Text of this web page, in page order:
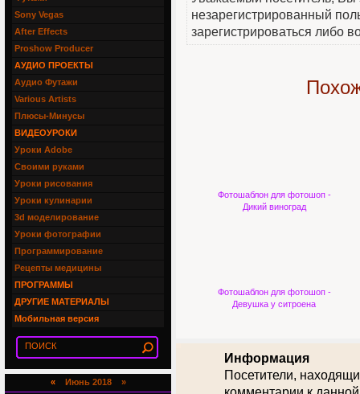
незарегистрированный
зарегистрироваться либо
Фотошаблон для фотошоп -
Дикий виноград
Фотошаблон для фотошоп -
Девушка у ситроена
Информация
Посетители,
Sony Vegas
After Effects
Proshow Producer
АУДИО ПРОЕКТЫ
Аудио Футажи
Various Artists
Плюсы-Минусы
ВИДЕОУРОКИ
Уроки Adobe
Своими руками
Уроки рисования
Уроки кулинарии
3d моделирование
Уроки фотографии
Программирование
Рецепты медицины
ПРОГРАММЫ
ДРУГИЕ МАТЕРИАЛЫ
Мобильная версия
«Июнь 2018 »